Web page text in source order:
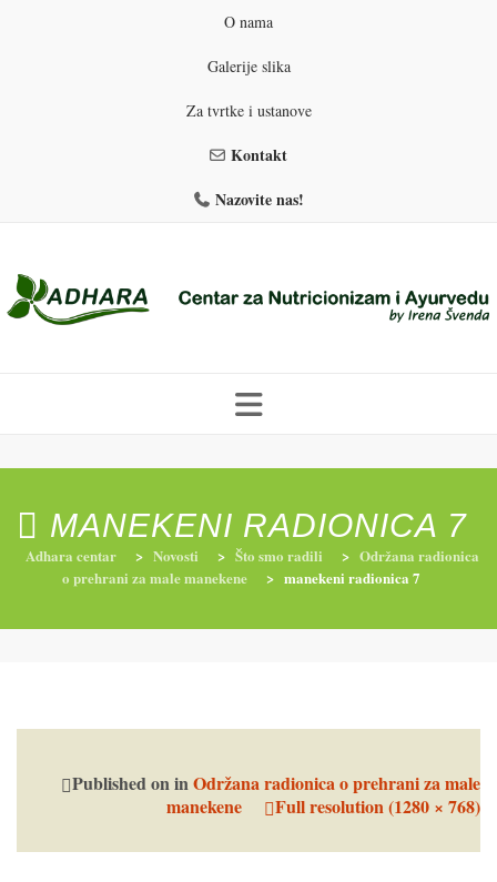
O nama
Galerije slika
Za tvrtke i ustanove
Kontakt
Nazovite nas!
to
RADIONICE NUTRI-ORDINACIJA TRETMANI
MANEKENI RADIONICA 7
Adhara centar > Novosti > Što smo radili > Održana radionica
o prehrani za male manekene
> manekeni radionica 7
Published oninOdržana radionica o prehrani za male
manekene
Full resolution (1280 × 768)